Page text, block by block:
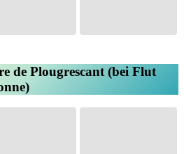
de Plougrescant (bei Flut